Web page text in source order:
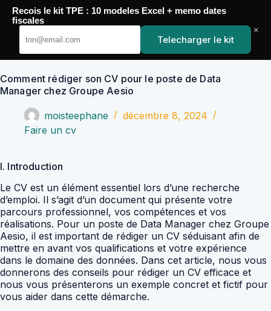
Passer
contenu
YoupiJobs
Comment rédiger son CV pour le poste de Data
Manager chez Groupe Aesio
moisteephane
décembre 8, 2024
Faire un cv
I. Introduction
Le CV est un élément essentiel lors d’une recherche
d’emploi. Il s’agit d’un document qui présente votre
parcours professionnel, vos compétences et vos
réalisations. Pour un poste de Data Manager chez Groupe
Aesio, il est important de rédiger un CV séduisant afin de
mettre en avant vos qualifications et votre expérience
dans le domaine des données. Dans cet article, nous vous
donnerons des conseils pour rédiger un CV efficace et
nous vous présenterons un exemple concret et fictif pour
vous aider dans cette démarche.
Recois le kit TPE : 10 modeles Excel + memo dates
fiscales
Telecharger le kit
×